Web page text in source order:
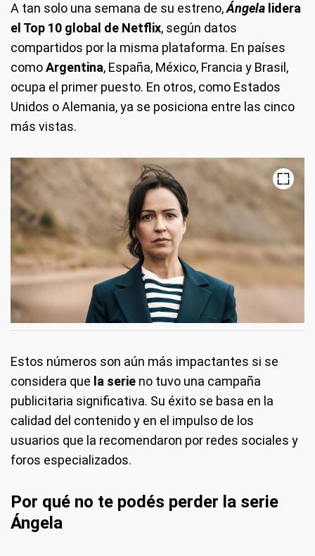
A tan solo una semana de su estreno,Ángela lidera
el Top 10 global de Netflix, según datos
compartidos por la misma plataforma. En países
comoArgentina, España, México, Francia y Brasil,
ocupa el primer puesto. En otros, como Estados
Unidos o Alemania, ya se posiciona entre las cinco
más vistas.
Estos números son aún más impactantes si se
considera que la serie no tuvo una campaña
publicitaria significativa. Su éxito se basa en la
calidad del contenido y en el impulso de los
usuarios que la recomendaron por redes sociales y
foros especializados.
Por qué no te podés perder la serie
Ángela